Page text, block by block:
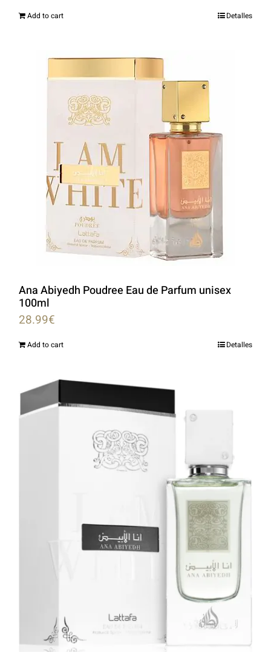
out of 5
Add to cart Detalles
Ana Abiyedh Poudree Eau de Parfum unisex
100ml
28.99€
Add to cart Detalles